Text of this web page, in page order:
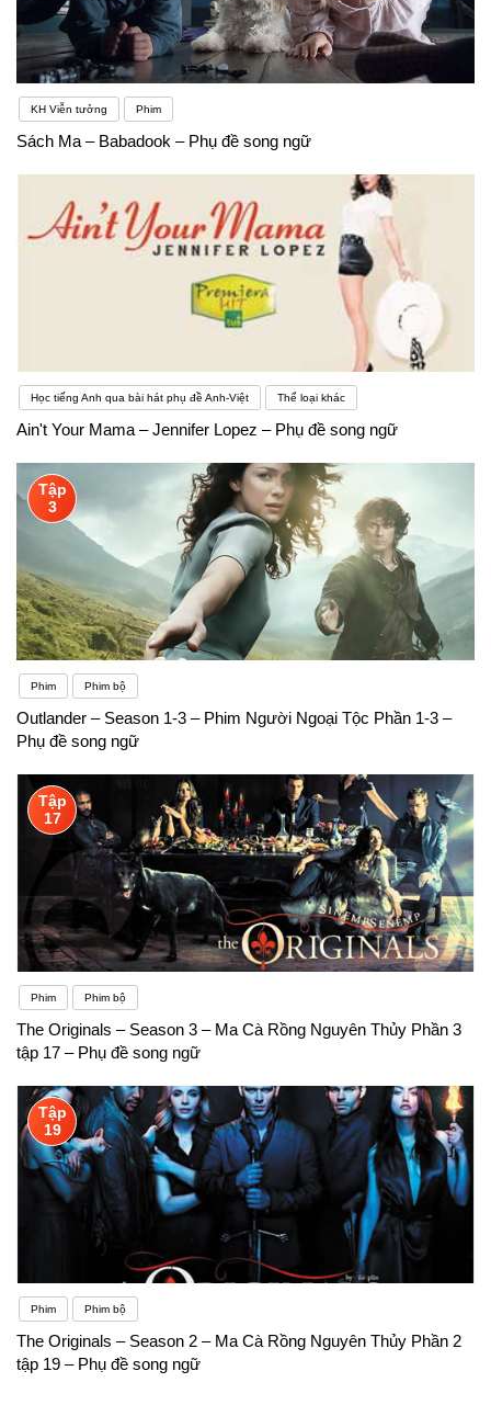
KH Viễn tưởng Phim
Sách Ma – Babadook – Phụ đề song ngữ
Học tiếng Anh qua bài hát phụ đề Anh-Việt Thể loại khác
Ain't Your Mama – Jennifer Lopez – Phụ đề song ngữ
Tập
3
Phim Phim bộ
Outlander – Season 1-3 – Phim Người Ngoại Tộc Phần 1-3 –
Phụ đề song ngữ
Tập
17
Phim Phim bộ
The Originals – Season 3 – Ma Cà Rồng Nguyên Thủy Phần 3
tập 17 – Phụ đề song ngữ
Tập
19
Phim Phim bộ
The Originals – Season 2 – Ma Cà Rồng Nguyên Thủy Phần 2
tập 19 – Phụ đề song ngữ